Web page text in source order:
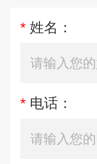
* 姓名：
* 电话：